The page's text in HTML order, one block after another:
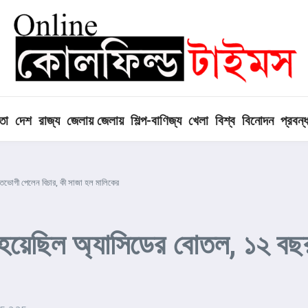
দেশ রাজ্য জেলায় জেলায় শিল্প-বাণিজ্য খেলা বিশ্ব বিনোদন প্রবন্ধ
পেলেন বিচার, কী সাজা হল মালিকের
অ্যাসিডের বোতল, ১২